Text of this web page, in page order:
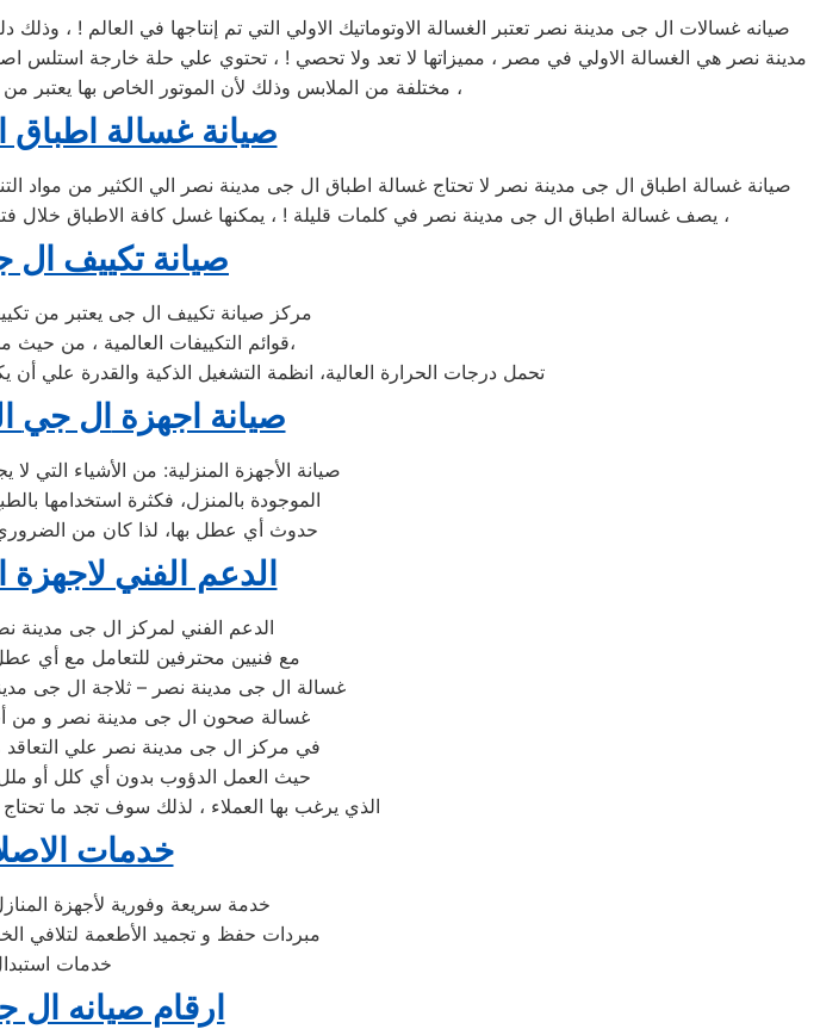
صيانه غسالات ال جى مدينة نصر تعتبر الغسالة الاوتوماتيك الاولي التي تم إنتاجها في العالم ! ،
مدينة نصر هي الغسالة الاولي في مصر ، مميزاتها لا تعد ولا تحصي ! ، تحتوي علي حلة خارجة استلس
مختلفة من الملابس وذلك لأن الموتور الخاص بها يعتبر من اقوي المواتير الموجودة في سوق الغسالات الاوتوماتيك ،
صيانة غسالة اطباق
صيانة غسالة اطباق ال جى مدينة نصر لا تحتاج غسالة اطباق ال جى مدينة نصر الي الكثير من مواد
يصف غسالة اطباق ال جى مدينة نصر في كلمات قليلة ! ، يمكنها غسل كافة الاطباق خلال فترة وجيزة جداً ، يمكنها العمل لمدة 24 ساعة كاملة دون توقف ، تعمل في مختلف الاماكن ،
صيانة تكييف ال
مركز صيانة تكييف ال جى يعتبر من
قوائم التكييفات العالمية ، من حيث مميزاته الكثيرة مثل توفير الكهرباء،
تحمل درجات الحرارة العالية، انظمة التشغيل الذكية والقدرة علي
صيانة اجهزة ال جي
صيانة الأجهزة المنزلية: من الأشياء التي
الموجودة بالمنزل، فكثرة استخدامها
حدوث أي عطل بها، لذا كان من الضروري
الدعم الفني
الدعم الفني لمركز ال جى مدينة
مع فنيين محترفين للتعامل مع أي
غسالة ال جى مدينة نصر – ثلاجة ال جى
– غسالة صحون ال جى مدينة نصر و من
في مركز ال جى مدينة نصر علي التعاقد
حيث العمل الدؤوب بدون أي كلل أو ملل
الذي يرغب بها العملاء ، لذلك سوف تجد ما
خدمات
خدمة سريعة وفورية لأجهزة
مبردات حفظ و تجميد الأطعمة لتلافي
خدمات
ارقام صيانه ال